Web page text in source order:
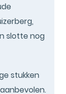
slotte nog
stukken